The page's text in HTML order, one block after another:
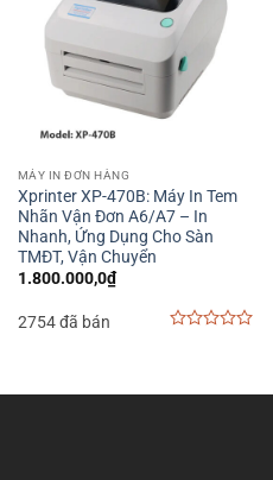
MÁY IN ĐƠN HÀNG
Xprinter XP-470B: Máy In Tem
Nhãn Vận Đơn A6/A7 – In
Nhanh, Ứng Dụng Cho Sàn
TMĐT, Vận Chuyển
1.800.000,0₫
2754 đã bán
5